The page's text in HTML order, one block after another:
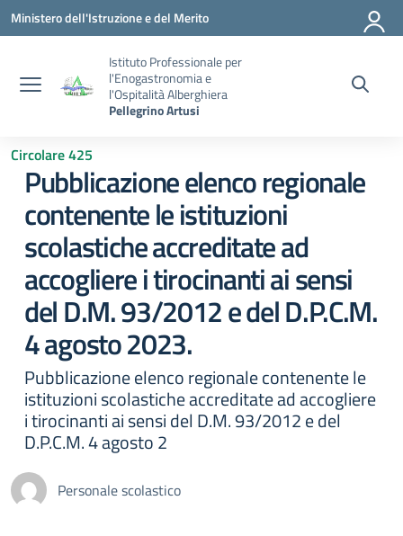
Vai ai contenuti
Vai al menu di navigazione
Vai al footer
Ministero dell'Istruzione e del Merito
Istituto Professionale per
l'Enogastronomia e
l'Ospitalità Alberghiera
Pellegrino Artusi
Circolare 425
Pubblicazione elenco regionale
contenente le istituzioni
scolastiche accreditate ad
accogliere i tirocinanti ai sensi
del D.M. 93/2012 e del D.P.C.M.
4 agosto 2023.
Pubblicazione elenco regionale contenente le
istituzioni scolastiche accreditate ad accogliere
i tirocinanti ai sensi del D.M. 93/2012 e del
D.P.C.M. 4 agosto 2
Personale scolastico